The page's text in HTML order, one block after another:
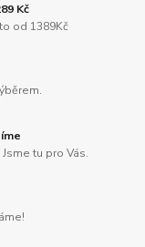
Kč
od 1389Kč
tu pro Vás.